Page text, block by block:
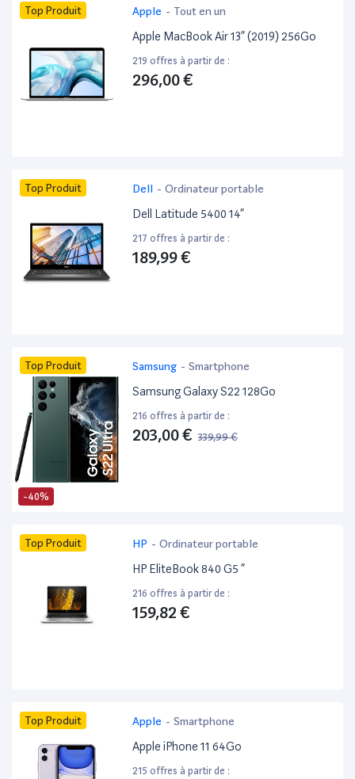
Top Produit Apple - Tout en un
Apple MacBook Air 13” (2019) 256Go
219 offres à partir de :
296,00 €
Top Produit Dell - Ordinateur portable
Dell Latitude 5400 14”
217 offres à partir de :
189,99 €
-40%
Top Produit Samsung - Smartphone
Samsung Galaxy S22 128Go
216 offres à partir de :
203,00 € 339,99 €
Top Produit HP - Ordinateur portable
HP EliteBook 840 G5 ”
216 offres à partir de :
159,82 €
Top Produit Apple - Smartphone
Apple iPhone 11 64Go
215 offres à partir de :